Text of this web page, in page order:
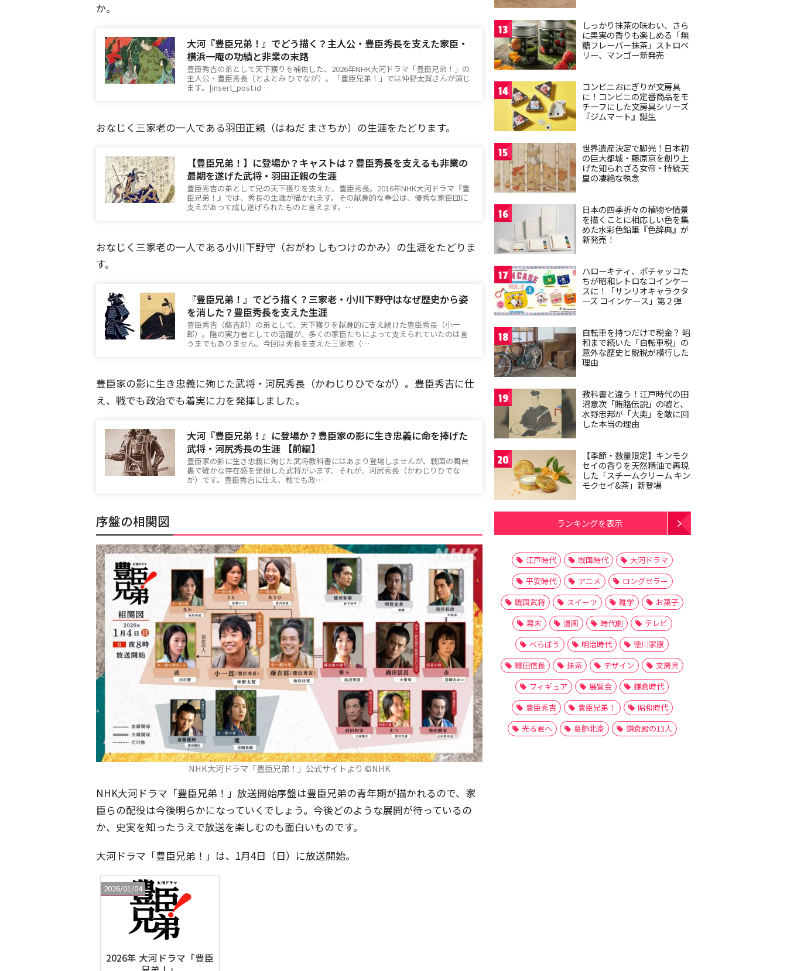
か。
大河『豊臣兄弟！』でどう描く？主人公・豊臣秀長を支えた家臣・
横浜一庵の功績と非業の末路
豊臣秀吉の弟として天下獲りを補佐した、2026年NHK大河ドラマ「豊臣兄弟！」の
主人公・豊臣秀長（とよとみ ひでなが）。「豊臣兄弟！」では仲野太賀さんが演じ
ます。[insert_post id…
おなじく三家老の一人である羽田正親（はねだ まさちか）の生涯をたどります。
【豊臣兄弟！】に登場か？キャストは？豊臣秀長を支えるも非業の
最期を遂げた武将・羽田正親の生涯
豊臣秀吉の弟として兄の天下獲りを支えた、豊臣秀長。2016年NHK大河ドラマ『豊
臣兄弟！』では、秀長の生涯が描かれます。その献身的な奉公は、優秀な家臣団に
支えがあって成し遂げられたものと言えます。…
おなじく三家老の一人である小川下野守（おがわ しもつけのかみ）の生涯をたどりま
す。
『豊臣兄弟！』でどう描く？三家老・小川下野守はなぜ歴史から姿
を消した？豊臣秀長を支えた生涯
豊臣秀吉（藤吉郎）の弟として、天下獲りを献身的に支え続けた豊臣秀長（小一
郎）。陰の実力者としての活躍が、多くの家臣たちによって支えられていたのは言
うまでもありません。今回は秀長を支えた三家老（…
豊臣家の影に生き忠義に殉じた武将・河尻秀長（かわじりひでなが）。豊臣秀吉に仕
え、戦でも政治でも着実に力を発揮しました。
大河『豊臣兄弟！』に登場か？豊臣家の影に生き忠義に命を捧げた
武将・河尻秀長の生涯 【前編】
豊臣家の影に生き忠義に殉じた武将教科書にはあまり登場しませんが、戦国の舞台
裏で確かな存在感を発揮した武将がいます。それが、河尻秀長（かわじりひでな
が）です。豊臣秀吉に仕え、戦でも政…
序盤の相関図
NHK大河ドラマ「豊臣兄弟！」公式サイトより ©NHK
NHK大河ドラマ「豊臣兄弟！」放送開始序盤は豊臣兄弟の青年期が描かれるので、家
臣らの配役は今後明らかになっていくでしょう。今後どのような展開が待っているの
か、史実を知ったうえで放送を楽しむのも面白いものです。
大河ドラマ「豊臣兄弟！」は、1月4日（日）に放送開始。
2026/01/04
2026年 大河ドラマ「豊臣
13
しっかり抹茶の味わい、さら
に果実の香りも楽しめる「無
糖フレーバー抹茶」ストロベ
リー、マンゴー新発売
14
コンビニおにぎりが文房具
に！コンビニの定番商品をモ
チーフにした文房具シリーズ
『ジムマート』誕生
15
世界遺産決定で脚光！日本初
の巨大都城・藤原京を創り上
げた知られざる女帝・持統天
皇の凄絶な執念
16
日本の四季折々の植物や情景
を描くことに相応しい色を集
めた水彩色鉛筆『色辞典』が
新発売！
17
ハローキティ、ポチャッコた
ちが昭和レトロなコインケー
スに！「サンリオキャラクタ
ーズ コインケース」第２弾
18
自転車を持つだけで税金？ 昭
和まで続いた「自転車税」の
意外な歴史と脱税が横行した
理由
19
教科書と違う！江戸時代の田
沼意次「賄賂伝説」の嘘と、
水野忠邦が「大奥」を敵に回
した本当の理由
20
【季節・数量限定】キンモク
セイの香りを天然精油で再現
した「スチームクリーム キン
モクセイ&茶」新登場
ランキングを表示
江戸時代 戦国時代
大河ドラマ
平安時代
アニメ
ロングセラー
戦国武将
スイーツ 雑学
お菓子
幕末
漫画 時代劇
テレビ
べらぼう
明治時代
徳川家康
織田信長
抹茶 デザイン
文房具
フィギュア
展覧会
鎌倉時代
豊臣秀吉
豊臣兄弟！
昭和時代
光る君へ
葛飾北斎 鎌倉殿の13人